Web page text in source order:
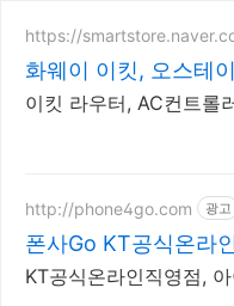
https://
화웨이 이킷, 오스테
이킷 라우터, AC컨트롤
http://phone4go.com 광고
폰사Go KT공식온라
KT공식온라인직영점,